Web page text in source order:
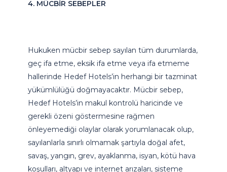
4. MÜCBİR SEBEPLER
Hukuken mücbir sebep sayılan tüm durumlarda,
geç ifa etme, eksik ifa etme veya ifa etmeme
hallerinde Hedef Hotels’in herhangi bir tazminat
yükümlülüğü doğmayacaktır. Mücbir sebep,
Hedef Hotels’in makul kontrolü haricinde ve
gerekli özeni göstermesine rağmen
önleyemediği olaylar olarak yorumlanacak olup,
sayılanlarla sınırlı olmamak şartıyla doğal afet,
savaş, yangın, grev, ayaklanma, isyan, kötü hava
koşulları, altyapı ve internet arızaları, sisteme